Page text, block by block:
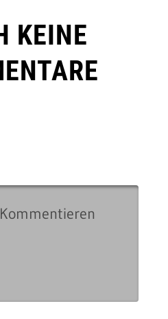
KEINE